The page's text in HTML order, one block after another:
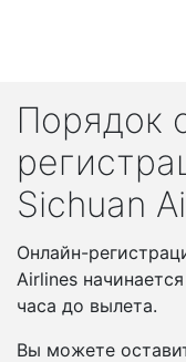
Порядок
Sichuan
Онлайн-
Airlines
часа до вылета.
Вы можете